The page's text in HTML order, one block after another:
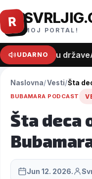
Pređi
na
sadržaj
R
MOJ PORTAL!
UDARNO
o trošku državeApel
Naslovna Vesti Šta
BUBAMARA PODCAST
Šta deca
Jun 12. 2026.